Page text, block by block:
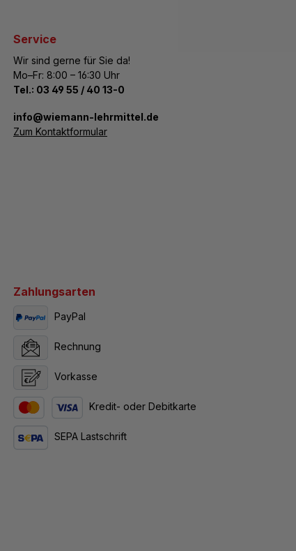
Service
Wir sind gerne für Sie da!
Mo–Fr: 8:00 – 16:30 Uhr
Tel.: 03 49 55 / 40 13-0
­info@wiemann-lehrmittel.de
Zum Kontaktformular
Zahlungsarten
PayPal
Rechnung
Vorkasse
Kredit- oder Debitkarte
SEPA Lastschrift